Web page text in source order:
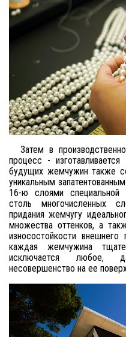
Затем в
процесс -
будущих жемчужин также
уникальным
16-ю слоями специальной
столь многочисленных
придания жемчугу
множества оттенков, а
износостойкости
каждая жемчужина
исключается любое,
несовершенство на ее